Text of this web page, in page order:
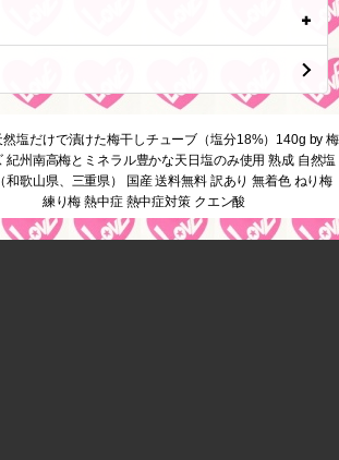
然塩だけで漬けた梅干しチューブ（塩分18%）140g by 梅
紀州南高梅とミネラル豊かな天日塩のみ使用 熟成 自然塩
和歌山県、三重県） 国産 送料無料 訳あり 無着色 ねり梅
練り梅 熱中症 熱中症対策 クエン酸